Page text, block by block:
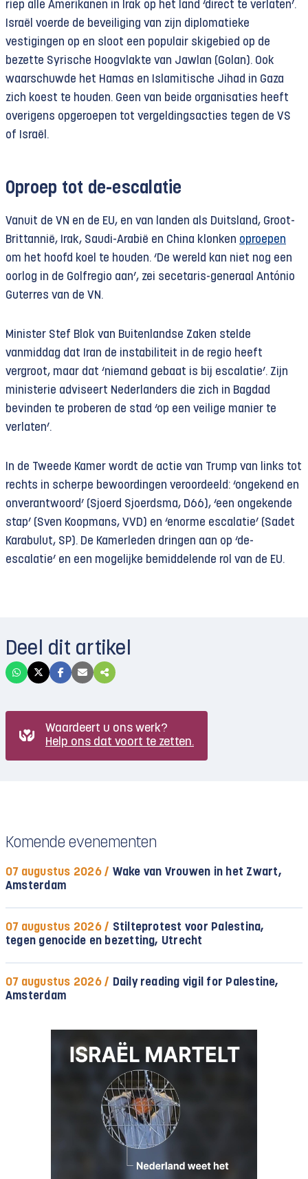
riep alle Amerikanen in Irak op het land ‘direct te verlaten’.
Israël voerde de beveiliging van zijn diplomatieke
vestigingen op en sloot een populair skigebied op de
bezette Syrische Hoogvlakte van Jawlan (Golan). Ook
waarschuwde het Hamas en Islamitische Jihad in Gaza
zich koest te houden. Geen van beide organisaties heeft
overigens opgeroepen tot vergeldingsacties tegen de VS
of Israël.
Oproep tot de-escalatie
Vanuit de VN en de EU, en van landen als Duitsland, Groot-
Brittannië, Irak, Saudi-Arabië en China klonken oproepen
om het hoofd koel te houden. ‘De wereld kan niet nog een
oorlog in de Golfregio aan’, zei secetaris-generaal António
Guterres van de VN.
Minister Stef Blok van Buitenlandse Zaken stelde
vanmiddag dat Iran de instabiliteit in de regio heeft
vergroot, maar dat ‘niemand gebaat is bij escalatie’. Zijn
ministerie adviseert Nederlanders die zich in Bagdad
bevinden te proberen de stad ‘op een veilige manier te
verlaten’.
In de Tweede Kamer wordt de actie van Trump van links tot
rechts in scherpe bewoordingen veroordeeld: ‘ongekend en
onverantwoord’ (Sjoerd Sjoerdsma, D66), ‘een ongekende
stap’ (Sven Koopmans, VVD) en ‘enorme escalatie’ (Sadet
Karabulut, SP). De Kamerleden dringen aan op ‘de-
escalatie’ en een mogelijke bemiddelende rol van de EU.
Deel dit artikel
Waardeert u ons werk?
Help ons dat voort te zetten.
Komende evenementen
07 augustus 2026 / Wake van Vrouwen in het Zwart,
Amsterdam
07 augustus 2026 / Stilteprotest voor Palestina,
tegen genocide en bezetting, Utrecht
07 augustus 2026 / Daily reading vigil for Palestine,
Amsterdam